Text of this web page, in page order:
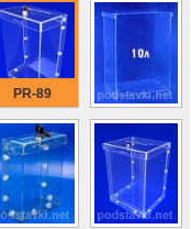
PR-89